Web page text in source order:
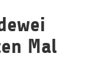
Mal